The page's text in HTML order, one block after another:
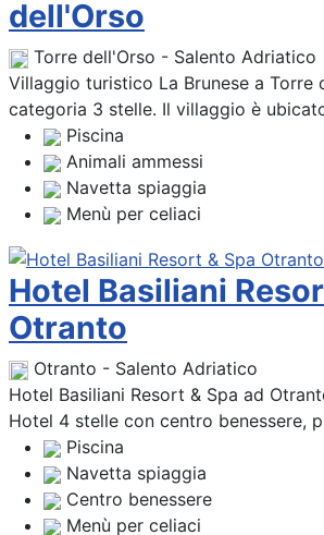
dell'Orso
Torre dell'Orso - Salento Adriatico
Villaggio turistico La Brunese a Torre
categoria 3 stelle. Il villaggio è
Piscina
Animali ammessi
Navetta spiaggia
Menù per celiaci
Hotel Basiliani
Otranto
Otranto - Salento Adriatico
Hotel Basiliani Resort & Spa ad
Hotel 4 stelle con centro benessere,
Piscina
Navetta spiaggia
Centro benessere
Menù per celiaci